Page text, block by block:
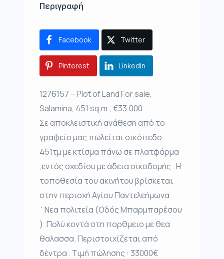
Περιγραφή
Facebook Twitter
Pinterest LinkedIn
1276157 – Plot of Land For sale,
Salamina, 451 sq.m., €33.000
Σε αποκλειστική ανάθεση από το
γραφείο μας πωλείται οικόπεδο
451τμ με κτίσμα πάνω σε πλατφόρμα
,εντός σχεδίου με άδεια οικοδομής . Η
τοποθεσία του ακινήτου βρίσκεται
στην περιοχή Αγίου Παντελεήμωνα
΄Νεα πολιτεία (Οδός Μπαρμπαρέσου
) .Πολύ κοντά στη πορθμειο με θεα
θαλασσα. Περιστοιχίζεται από
δέντρα . Τιμή πώλησης : 33000€